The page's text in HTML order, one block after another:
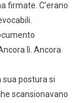
firmate. C’erano
lì. Ancora
sua postura si
scansionavano